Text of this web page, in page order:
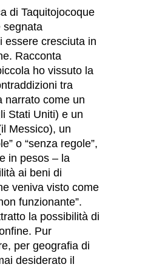
di Taquitojocoque
segnata
essere cresciuta in
Racconta
ho vissuto la
tra
narrato come un
Stati Uniti) e un
Messico), un
o “senza regole”,
in pesos – la
ai beni di
veniva visto come
funzionante”.
la possibilità di
Pur
per geografia di
desiderato il